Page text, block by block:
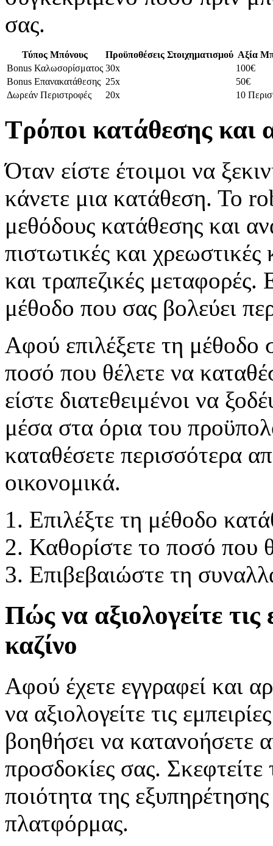
σας.
Τύπος Μπόνους Προϋποθέσεις Στοιχηματισμού Αξία
Bonus Καλωσορίσματος 30x
100€
Bonus Επανακατάθεσης 25x
50€
Δωρεάν Περιστροφές
20x 10
Τρόποι κατάθεσης και
Όταν είστε έτοιμοι να
κάνετε μια κατάθεση. Το
μεθόδους κατάθεσης και
πιστωτικές και
και τραπεζικές μεταφορές.
μέθοδο που σας βολεύει
Αφού επιλέξετε τη μέθοδο
ποσό που θέλετε να
είστε διατεθειμένοι να
μέσα στα όρια του
καταθέσετε περισσότερα
οικονομικά.
Επιλέξτε τη μέθοδο
Καθορίστε το ποσό που
Επιβεβαιώστε τη
Πώς να αξιολογείτε
καζίνο
Αφού έχετε εγγραφεί και
να αξιολογείτε τις
βοηθήσει να κατανοήσετε
προσδοκίες σας. Σκεφτείτε
ποιότητα της
πλατφόρμας.